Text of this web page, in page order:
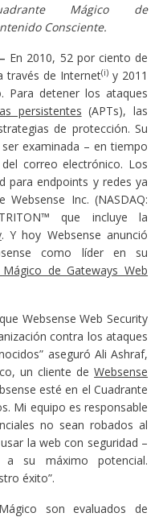
Mágico de
Consciente.
En 2010, 52 por ciento de
través de Internet(i) y 2011
Para detener los ataques
persistentes (APTs), las
de protección. Su
examinada – en tiempo
correo electrónico. Los
para endpoints y redes ya
Inc. (NASDAQ:
que incluye la
. Y hoy Websense anunció
como líder en su
Mágico de Gateways Web
Websense Web Security
contra los ataques
aseguró Ali Ashraf,
un cliente deWebsense
esté en el Cuadrante
Mi equipo es responsable
no sean robados al
la web con seguridad –
su máximo potencial.
éxito”.
son evaluados de